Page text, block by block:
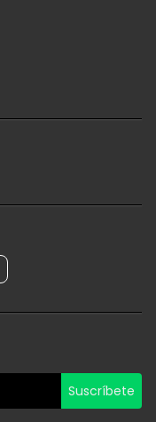
Suscríbete